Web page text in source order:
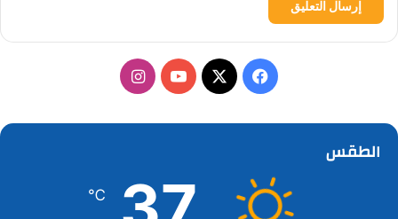
فيسبوك
‫X
‫YouTubeانستقرام
الطقس
℃